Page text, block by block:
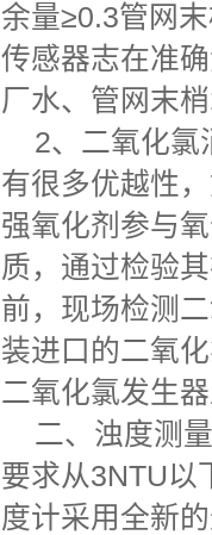
余量≥0.3管网
传感器志在准
厂水、管网末
2、二氧化氯
有很多优越性
强氧化剂参与
质，通过检验
前，现场检测
装进口的二氧
二氧化氯发生
二、浊度测量
要求从3NTU以
度计采用全新